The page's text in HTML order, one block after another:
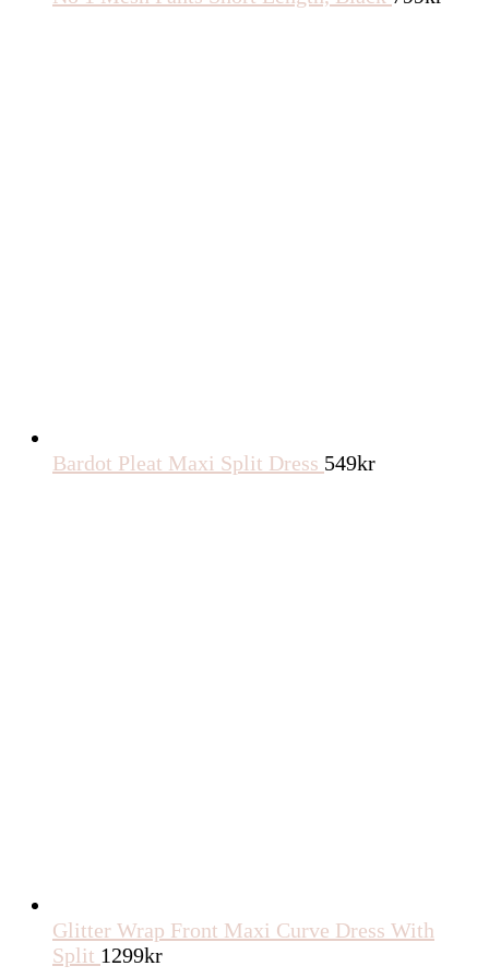
Bardot Pleat Maxi Split Dress 549kr
Glitter Wrap Front Maxi Curve Dress With
Split 1299kr